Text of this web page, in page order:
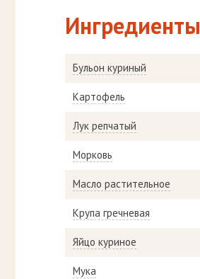
Ингредиенты
Бульон куриный
Картофель
Лук репчатый
Морковь
Масло растительное
Крупа гречневая
Яйцо куриное
Мука